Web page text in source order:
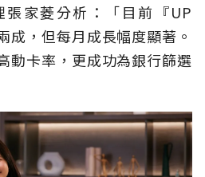
家菱分析：「目前『UP
成，但每月成長幅度顯著。
動卡率，更成功為銀行篩選